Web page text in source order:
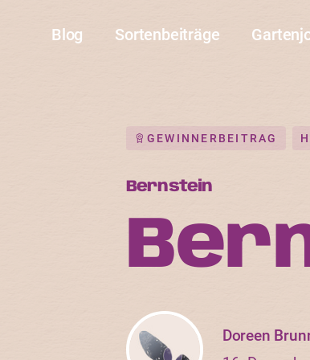
Blog Sortenbeiträge
GEWINNERBEITRAG
Bernstein
Doreen